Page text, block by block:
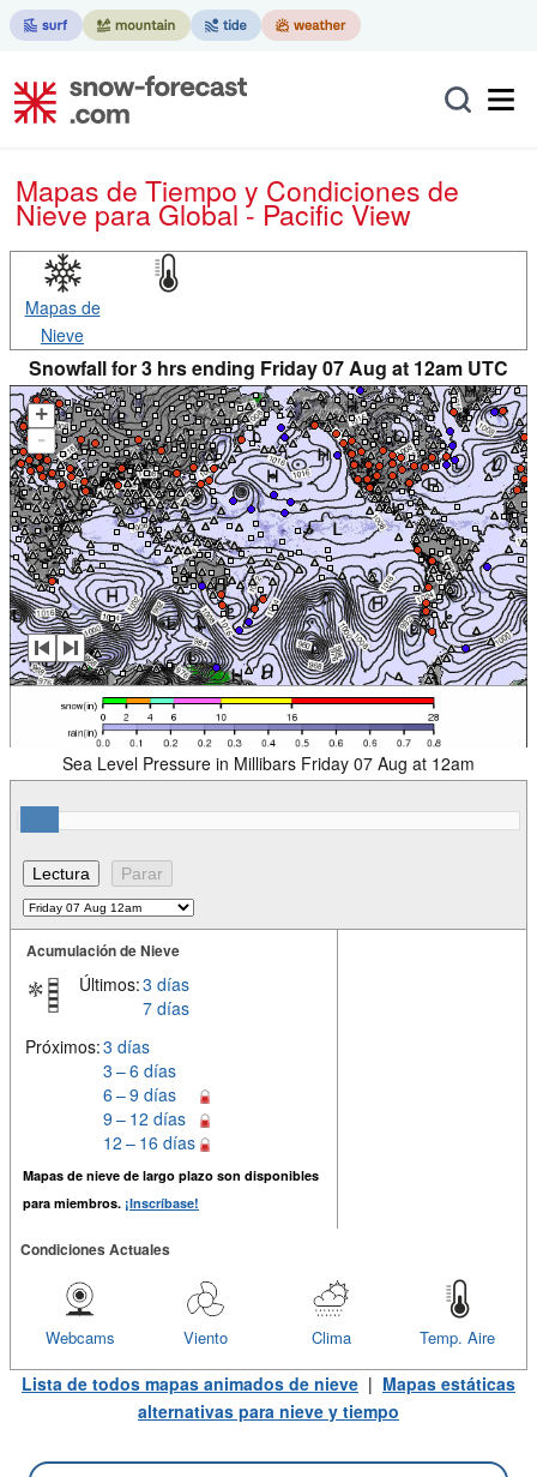
Mapas de Tiempo y Condiciones de
Nievepara Global - Pacific View
Mapas de
Nieve
Snowfall for 3 hrs ending Friday 07 Aug at 12am UTC
+
-
Sea Level Pressure in Millibars Friday 07 Aug at 12am
Acumulación de Nieve
Últimos:3 días
7 días
Próximos:3 días
3 – 6 días
6 – 9 días
9 – 12 días
12 – 16 días
Mapas de nieve de largo plazo son disponibles
para miembros. ¡Inscríbase!
Condiciones Actuales
Temp. Aire
Clima
Viento
Webcams
Lista de todos mapas animados de nieve | Mapas estáticas
alternativas para nieve y tiempo